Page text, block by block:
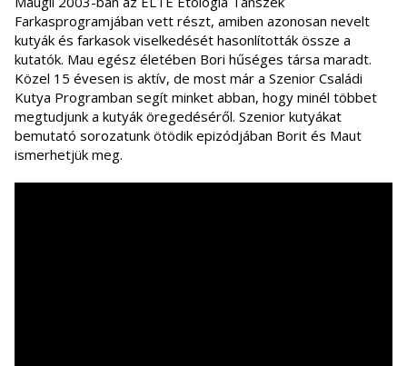
Farkasprogramjában vett részt, amiben azonosan nevelt
kutyák és farkasok viselkedését hasonlították össze a
kutatók. Mau egész életében Bori hűséges társa maradt.
Közel 15 évesen is aktív, de most már a Szenior Családi
Kutya Programban segít minket abban, hogy minél többet
megtudjunk a kutyák öregedéséről. Szenior kutyákat
bemutató sorozatunk ötödik epizódjában Borit és Maut
ismerhetjük meg.